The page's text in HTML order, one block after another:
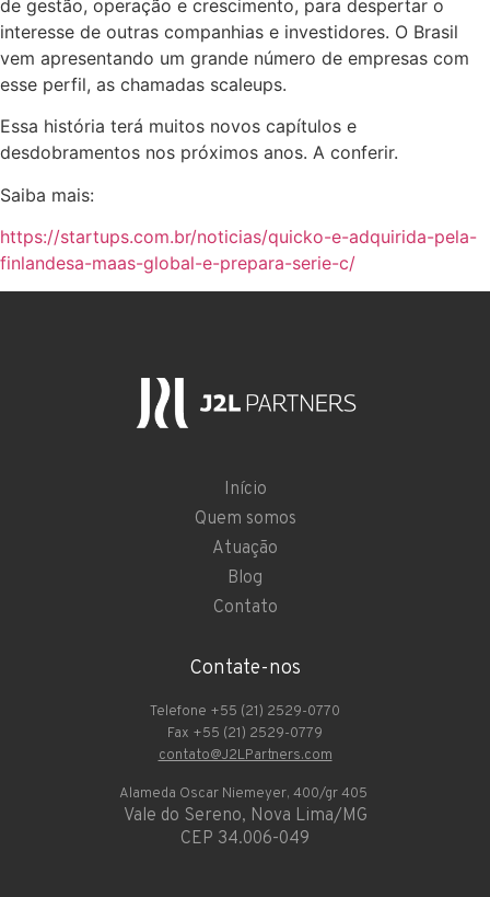
de gestão, operação e crescimento, para despertar o
interesse de outras companhias e investidores. O Brasil
vem apresentando um grande número de empresas com
esse perfil, as chamadas scaleups.
Essa história terá muitos novos capítulos e
desdobramentos nos próximos anos. A conferir.
Saiba mais:
https://startups.com.br/noticias/quicko-e-adquirida-pela-
finlandesa-maas-global-e-prepara-serie-c/
Início
Quem somos
Atuação
Blog
Contato
Contate-nos
Telefone +55 (21) 2529-0770
Fax +55 (21) 2529-0779
contato@J2LPartners.com
Alameda Oscar Niemeyer, 400/gr 405
Vale do Sereno, Nova Lima/MG
CEP 34.006-049